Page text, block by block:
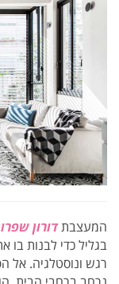
המעצבתדורון
בגליל כדי לבנות בו
רגש ונוסטלגיה. אל